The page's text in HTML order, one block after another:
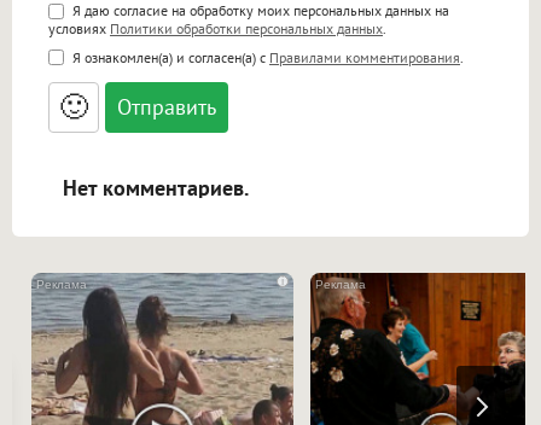
Поддержка HTML
<b>, <strong>, <u>, <i>, <em>, <s>, <big>,
<small>, <sup>, <sub>, <pre>, <ul>, <ol>, <li>,
<blockquote>, <code> экранирует HTML,
адреса URL автоматически становятся
ссылками, и [img]адрес[/img] будет
Я даю согласие на обработку моих персональных данных на
условиях Политики обработки персональных данных
Я ознакомлен(а) и согласен(а) с Правилами комментирования
🙂
Нет комментариев.
i